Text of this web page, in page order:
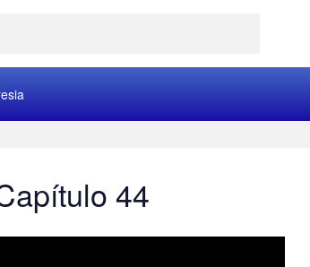
44